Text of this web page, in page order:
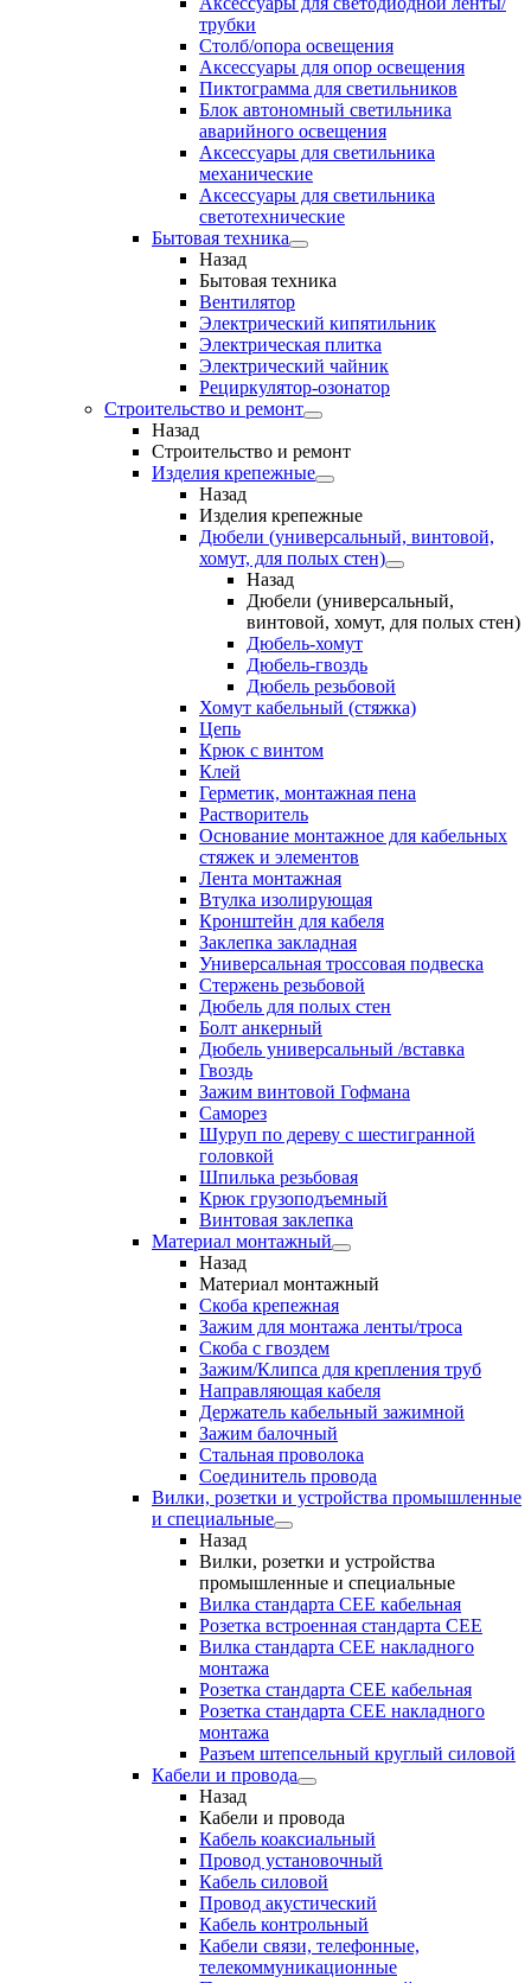
трубки
Столб/опора освещения
Аксессуары для опор освещения
Пиктограмма для светильников
Блок автономный светильника
аварийного освещения
Аксессуары для светильника
механические
Аксессуары для светильника
светотехнические
Бытовая техника
Назад
Бытовая техника
Вентилятор
Электрический кипятильник
Электрическая плитка
Электрический чайник
Рециркулятор-озонатор
Строительство и ремонт
Назад
Строительство и ремонт
Изделия крепежные
Назад
Изделия крепежные
Дюбели (универсальный, винтовой,
хомут, для полых стен)
Назад
Дюбели (универсальный,
винтовой, хомут, для полых стен)
Дюбель-хомут
Дюбель-гвоздь
Дюбель резьбовой
Хомут кабельный (стяжка)
Цепь
Крюк с винтом
Клей
Герметик, монтажная пена
Растворитель
Основание монтажное для кабельных
стяжек и элементов
Лента монтажная
Втулка изолирующая
Кронштейн для кабеля
Заклепка закладная
Универсальная троссовая подвеска
Стержень резьбовой
Дюбель для полых стен
Болт анкерный
Дюбель универсальный /вставка
Гвоздь
Зажим винтовой Гофмана
Саморез
Шуруп по дереву с шестигранной
головкой
Шпилька резьбовая
Крюк грузоподъемный
Винтовая заклепка
Материал монтажный
Назад
Материал монтажный
Скоба крепежная
Зажим для монтажа ленты/троса
Скоба с гвоздем
Зажим/Клипса для крепления труб
Направляющая кабеля
Держатель кабельный зажимной
Зажим балочный
Стальная проволока
Соединитель провода
Вилки, розетки и устройства промышленные
и специальные
Назад
Вилки, розетки и устройства
промышленные и специальные
Вилка стандарта CEE кабельная
Розетка встроенная стандарта CEE
Вилка стандарта CEE накладного
монтажа
Розетка стандарта СЕЕ кабельная
Розетка стандарта СЕЕ накладного
монтажа
Разъем штепсельный круглый силовой
Кабели и провода
Назад
Кабели и провода
Кабель коаксиальный
Провод установочный
Кабель силовой
Провод акустический
Кабель контрольный
Кабели связи, телефонные,
телекоммуникационные